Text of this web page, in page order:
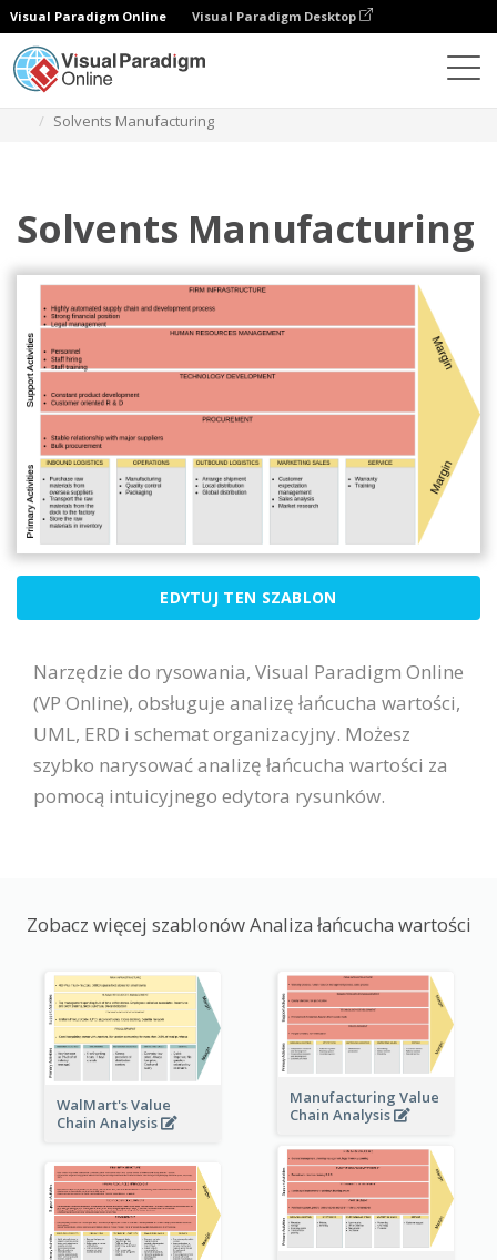
Visual Paradigm Online Visual Paradigm Desktop
Solvents Manufacturing
Solvents Manufacturing
EDYTUJ TEN SZABLON
Narzędzie do rysowania, Visual Paradigm Online
(VP Online), obsługuje analizę łańcucha wartości,
UML, ERD i schemat organizacyjny. Możesz
szybko narysować analizę łańcucha wartości za
pomocą intuicyjnego edytora rysunków.
Zobacz więcej szablonów Analiza łańcucha wartości
WalMart's Value
Chain Analysis
Manufacturing Value
Chain Analysis